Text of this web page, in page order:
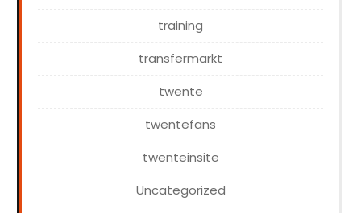
training
transfermarkt
twente
twentefans
twenteinsite
Uncategorized